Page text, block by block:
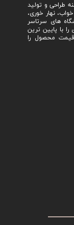
طراحی و تولید
نهار خوری،
های سرتاسر
با پایین ترین
قیمت محصول را